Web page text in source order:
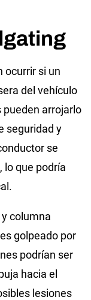
ocurrir si un
del vehículo
pueden arrojarlo
seguridad y
se
lo que podría
columna
golpeado por
podrían ser
hacia el
lesiones